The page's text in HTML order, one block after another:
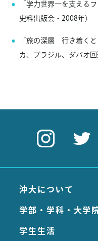
「学力世界一を支える
史料出版会・2008年）
「旅の深層 行き着く
カ、ブラジル、ダバオ
沖大について
学部・学科・大学
学生生活